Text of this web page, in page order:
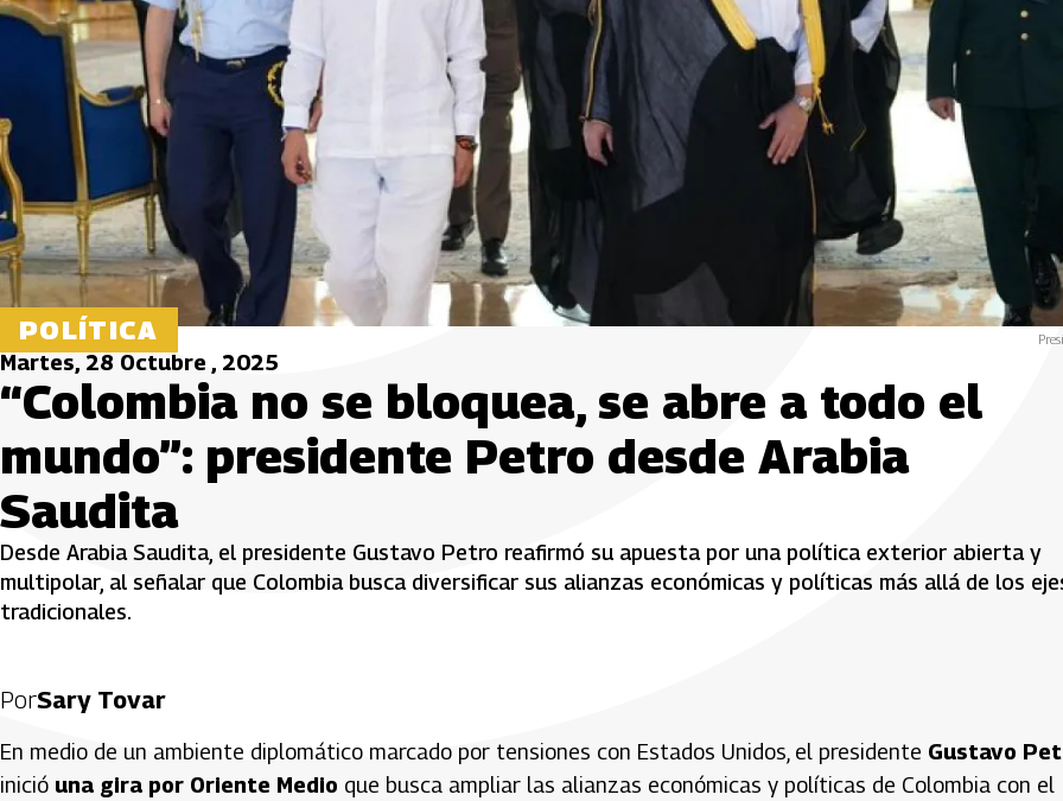
POLÍTICA
Martes, 28 Octubre , 2025
“Colombia no se bloquea, se abre a todo el
mundo”: presidente Petro desde Arabia
Saudita
Desde Arabia Saudita, el presidente Gustavo Petro reafirmó su apuesta por una política exterior abierta y
multipolar, al señalar que Colombia busca diversificar sus alianzas económicas y políticas más allá de los
tradicionales.
PorSary Tovar
En medio de un ambiente diplomático marcado por tensiones con Estados Unidos, el presidente Gustavo
inició una gira por Oriente Medio que busca ampliar las alianzas económicas y políticas de Colombia con el